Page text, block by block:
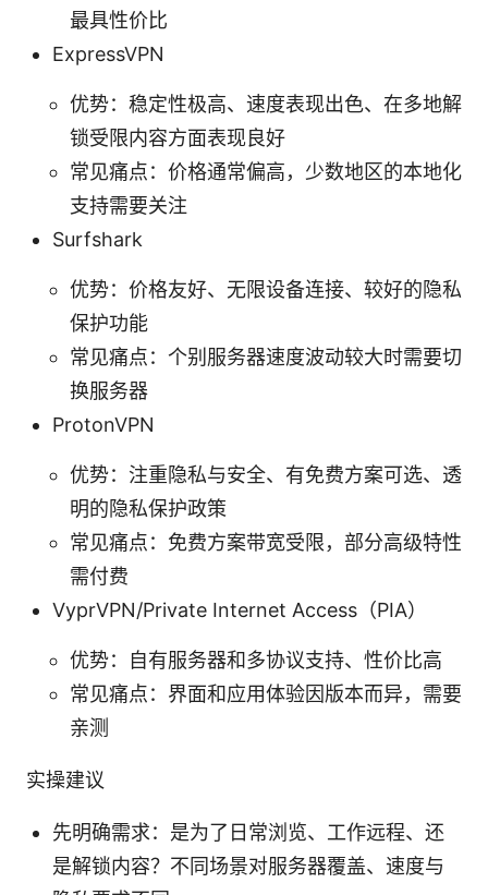
最具性价比
ExpressVPN
优势：稳定性极高、速度表现出色、在多地解
锁受限内容方面表现良好
常见痛点：价格通常偏高，少数地区的本地化
支持需要关注
Surfshark
优势：价格友好、无限设备连接、较好的隐私
保护功能
常见痛点：个别服务器速度波动较大时需要切
换服务器
ProtonVPN
优势：注重隐私与安全、有免费方案可选、透
明的隐私保护政策
常见痛点：免费方案带宽受限，部分高级特性
需付费
VyprVPN/Private Internet Access（PIA）
优势：自有服务器和多协议支持、性价比高
常见痛点：界面和应用体验因版本而异，需要
亲测
实操建议
先明确需求：是为了日常浏览、工作远程、还
是解锁内容？不同场景对服务器覆盖、速度与